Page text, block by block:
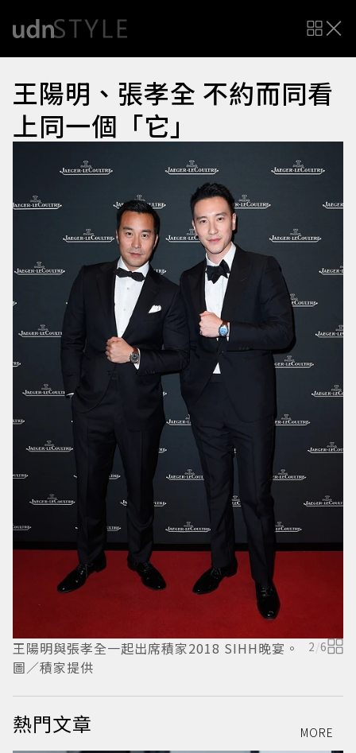
王陽明、張孝全 不約而同看
上同一個「它」
王陽明與張孝全一起出席積家2018 SIHH晚宴。
圖／積家提供
2 /6
熱門文章 MORE